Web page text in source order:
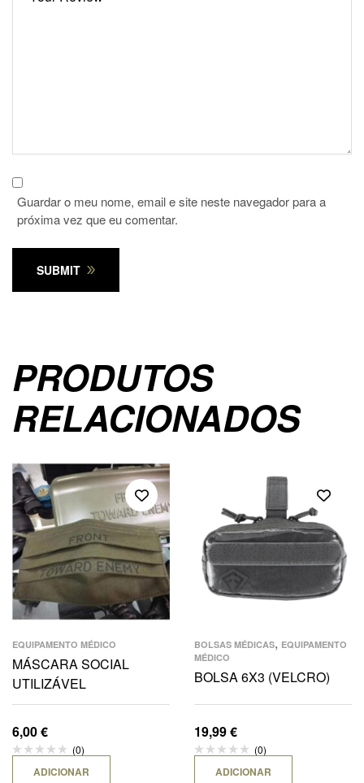
Guardar o meu nome, email e site neste navegador para a
próxima vez que eu comentar.
SUBMIT
PRODUTOS
RELACIONADOS
EQUIPAMENTO MÉDICO
MÁSCARA SOCIAL
UTILIZÁVEL
6,00€
(0)
ADICIONAR
BOLSAS MÉDICAS, EQUIPAMENTO
MÉDICO
BOLSA 6X3 (VELCRO)
19,99€
(0)
ADICIONAR